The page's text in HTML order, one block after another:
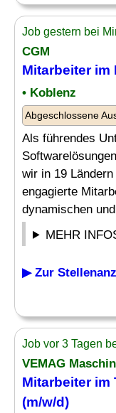
Job gestern bei
CGM
Mitarbeiter im
• Koblenz
Abgeschlossene
Als führendes
wir in 19
engagierte
dynamischen
MEHR
▶ Zur
Job vor 3 Tagen
VEMAG
Mitarbeiter im
(m/w/d)